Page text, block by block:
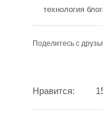
технология
Поделитесь с
Нравится: